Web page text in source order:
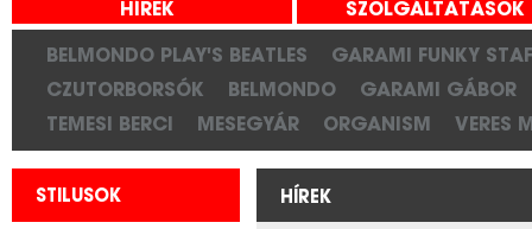
HÍREK SZOLGÁLTATÁSOK
BELMONDO PLAY'S BEATLES
GARAMI FUNKY
CZUTORBORSÓK
BELMONDO
GARAMI GÁBOR
TEMESI BERCI
MESEGYÁR ORGANISM VERES
STILUSOK HÍREK